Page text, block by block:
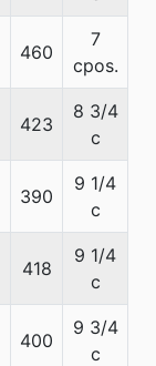
460
7
cpos.
423
8 3/4
c
390
9 1/4
c
418
9 1/4
c
400
9 3/4
c